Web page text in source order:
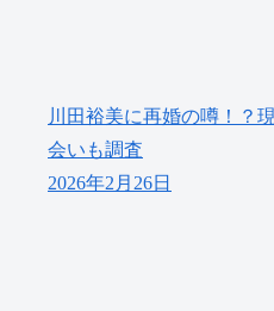
川田裕美に再婚の噂！？
会いも調査
2026年2月26日